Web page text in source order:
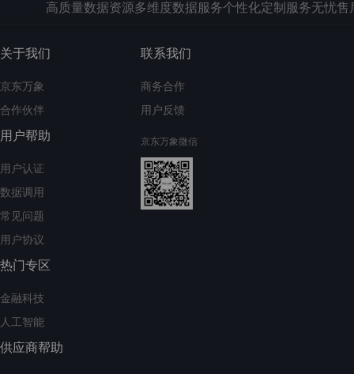
高质量数据资源多维度数据服务个性化定制服务无忧售
关于我们
京东万象
合作伙伴
用户帮助
用户认证
数据调用
常见问题
用户协议
热门专区
金融科技
人工智能
供应商帮助
联系我们
商务合作
用户反馈
京东万象微信